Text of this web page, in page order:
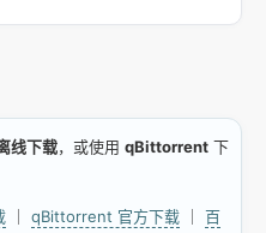
线下载，或使用 qBittorrent 下
qBittorrent 官方下载
百